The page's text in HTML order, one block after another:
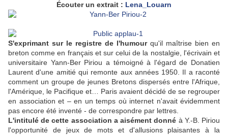
Écouter un extrait : Lena_Louarn
S'exprimant sur le registre de l'humourqu'il maîtrise bien en
breton comme en français et sur celui de la nostalgie, l'écrivain et
universitaire Yann-Ber Piriou a témoigné à l'égard de Donatien
Laurent d'une amitié qui remonte aux années 1950. Il a raconté
comment un groupe de jeunes Bretons dispersés entre l'Afrique,
l'Amérique, le Pacifique et… Paris avaient décidé de se regrouper
en association et – en un temps où internet n'avait évidemment
pas encore été inventé - de correspondre par lettres.
L'intitulé de cette association a aisément donné à Y.-B. Piriou
l'opportunité de jeux de mots et d'allusions plaisantes à la